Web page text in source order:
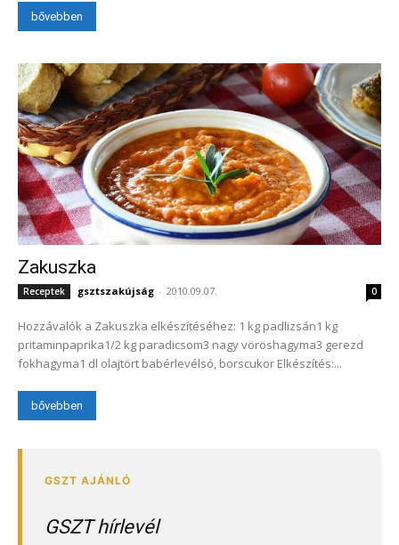
bővebben
Zakuszka
Receptek gsztszakújság - 2010.09.07. 0
Hozzávalók a Zakuszka elkészítéséhez: 1 kg padlizsán1 kg
pritaminpaprika1/2 kg paradicsom3 nagy vöröshagyma3 gerezd
fokhagyma1 dl olajtört babérlevélsó, borscukor Elkészítés:...
bővebben
GSZT hírlevél